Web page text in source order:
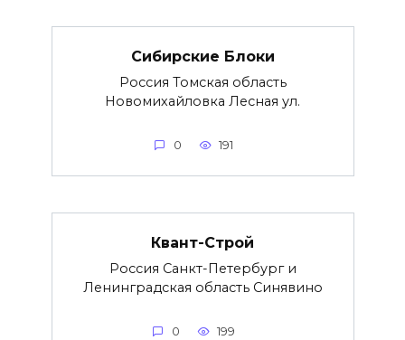
Сибирские Блоки
Россия Томская область
Новомихайловка Лесная ул.
0 191
Квант-Строй
Россия Санкт-Петербург и
Ленинградская область Синявино
0 199